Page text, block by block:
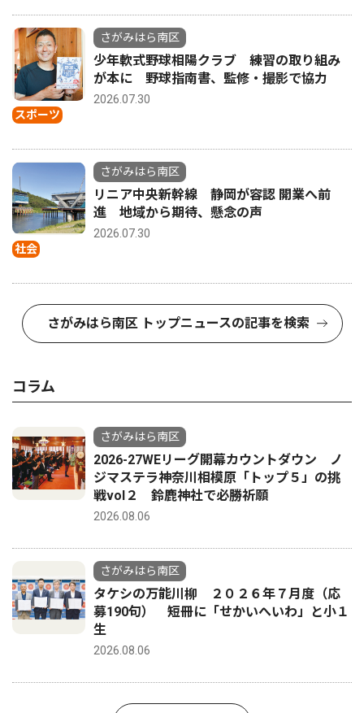
スポーツ
さがみはら南区
少年軟式野球相陽クラブ 練習の取り組み
が本に 野球指南書、監修・撮影で協力
2026.07.30
社会
さがみはら南区
リニア中央新幹線 静岡が容認 開業へ前
進 地域から期待、懸念の声
2026.07.30
さがみはら南区 トップニュースの記事を検索
コラム
さがみはら南区
2026-27WEリーグ開幕カウントダウン ノ
ジマステラ神奈川相模原「トップ５」の挑
戦vol２ 鈴鹿神社で必勝祈願
2026.08.06
さがみはら南区
タケシの万能川柳 ２０２６年７月度（応
募190句） 短冊に「せかいへいわ」と小１
生
2026.08.06